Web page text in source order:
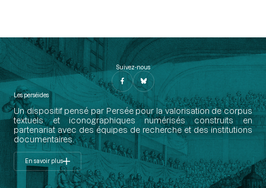
Suivez-nous
Les perséides
Un dispositif pensé par Persée pour la valorisation de corpus
textuels et iconographiques numérisés construits en
partenariat avec des équipes de recherche et des institutions
documentaires.
En savoir plus